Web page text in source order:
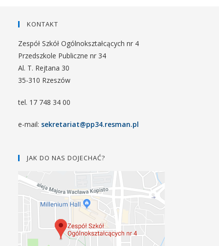
KONTAKT
Zespół Szkół Ogólnokształcących nr 4
Przedszkole Publiczne nr 34
Al. T. Rejtana 30
35-310 Rzeszów
tel. 17 748 34 00
e-mail: sekretariat@pp34.resman.pl
JAK DO NAS DOJECHAĆ?